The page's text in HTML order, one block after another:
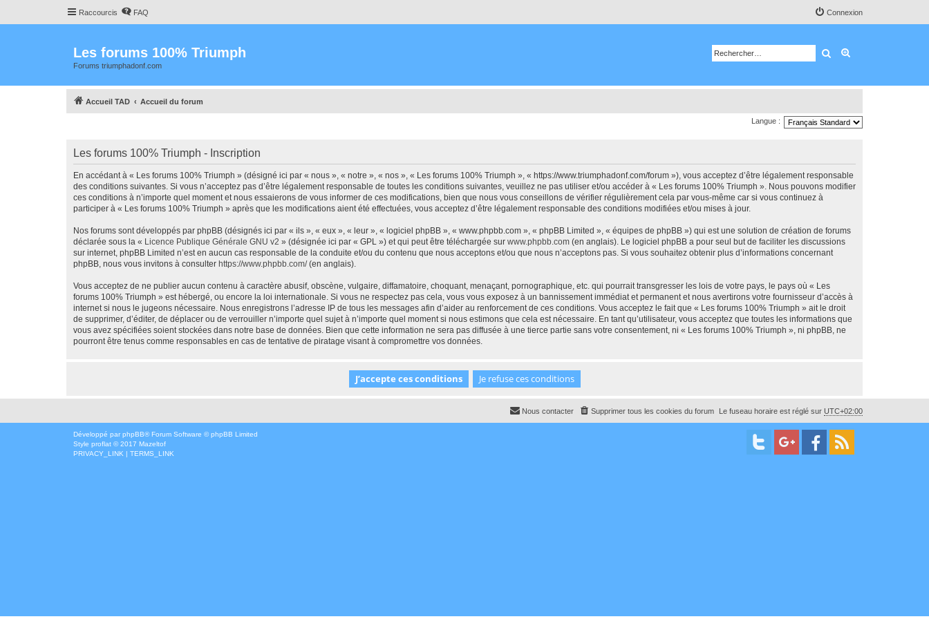
Raccourcis FAQ Connexion
Les forums 100% Triumph
Forums triumphadonf.com
Rechercher
Accueil TAD Accueil du forum
Langue :
Les forums 100% Triumph - Inscription
En accédant à « Les forums 100% Triumph » (désigné ici par « nous », « notre », « nos », « Les forums 100% Triumph », « https://www.triumphadonf.com/forum »), vous acceptez d’être légalement responsable
des conditions suivantes. Si vous n’acceptez pas d’être légalement responsable de toutes les conditions suivantes, veuillez ne pas utiliser et/ou accéder à « Les forums 100% Triumph ». Nous pouvons modifier
ces conditions à n’importe quel moment et nous essaierons de vous informer de ces modifications, bien que nous vous conseillons de vérifier régulièrement cela par vous-même car si vous continuez à
participer à « Les forums 100% Triumph » après que les modifications aient été effectuées, vous acceptez d’être légalement responsable des conditions modifiées et/ou mises à jour.
Nos forums sont développés par phpBB (désignés ici par « ils », « eux », « leur », « logiciel phpBB », « www.phpbb.com », « phpBB Limited », « équipes de phpBB ») qui est une solution de création de forums
déclarée sous la « Licence Publique Générale GNU v2 » (désignée ici par « GPL ») et qui peut être téléchargée sur www.phpbb.com (en anglais). Le logiciel phpBB a pour seul but de faciliter les discussions
sur internet, phpBB Limited n’est en aucun cas responsable de la conduite et/ou du contenu que nous acceptons et/ou que nous n’acceptons pas. Si vous souhaitez obtenir plus d’informations concernant
phpBB, nous vous invitons à consulter https://www.phpbb.com/(en anglais).
Vous acceptez de ne publier aucun contenu à caractère abusif, obscène, vulgaire, diffamatoire, choquant, menaçant, pornographique, etc. qui pourrait transgresser les lois de votre pays, le pays où « Les
forums 100% Triumph » est hébergé, ou encore la loi internationale. Si vous ne respectez pas cela, vous vous exposez à un bannissement immédiat et permanent et nous avertirons votre fournisseur d’accès à
internet si nous le jugeons nécessaire. Nous enregistrons l’adresse IP de tous les messages afin d’aider au renforcement de ces conditions. Vous acceptez le fait que « Les forums 100% Triumph » ait le droit
de supprimer, d’éditer, de déplacer ou de verrouiller n’importe quel sujet à n’importe quel moment si nous estimons que cela est nécessaire. En tant qu’utilisateur, vous acceptez que toutes les informations que
vous avez spécifiées soient stockées dans notre base de données. Bien que cette information ne sera pas diffusée à une tierce partie sans votre consentement, ni « Les forums 100% Triumph », ni phpBB, ne
pourront être tenus comme responsables en cas de tentative de piratage visant à compromettre vos données.
Le fuseau horaire est réglé sur UTC+02:00
Supprimer tous les cookies du forum
Nous contacter
Développé par phpBB® Forum Software © phpBB Limited
Style proflat © 2017 Mazeltof
PRIVACY_LINK | TERMS_LINK